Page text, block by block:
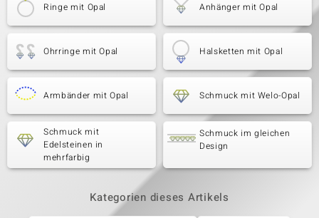
Ringe mit Opal Anhänger mit Opal
Ohrringe mit Opal Halsketten mit Opal
Armbänder mit Opal Schmuck mit Welo-Opal
Schmuck mit
Edelsteinen in
mehrfarbig
Schmuck im gleichen
Design
Kategorien dieses Artikels